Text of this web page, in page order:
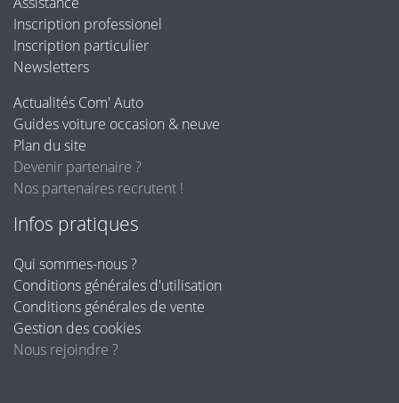
Inscription professionel
Inscription particulier
Newsletters
Actualités Com' Auto
Guides voiture occasion & neuve
Plan du site
Devenir partenaire ?
Nos partenaires recrutent !
Infos pratiques
Qui sommes-nous ?
Conditions générales d'utilisation
Conditions générales de vente
Gestion des cookies
Nous rejoindre ?